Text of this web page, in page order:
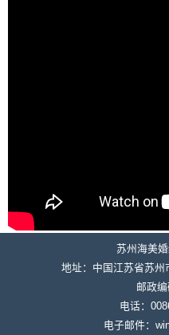
苏州海美
地址：中国江苏省苏州
邮政
电话：
电子邮件：